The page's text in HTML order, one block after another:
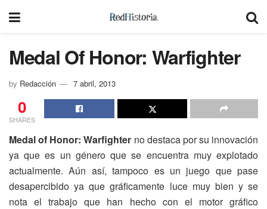
Medal Of Honor: Warfighter
by Redacción 7 abril, 2013
0
SHARES
Medal of Honor: Warfighter no destaca por su innovación
ya que es un género que se encuentra muy explotado
actualmente. Aún así, tampoco es un juego que pase
desapercibido ya que gráficamente luce muy bien y se
nota el trabajo que han hecho con el motor gráfico